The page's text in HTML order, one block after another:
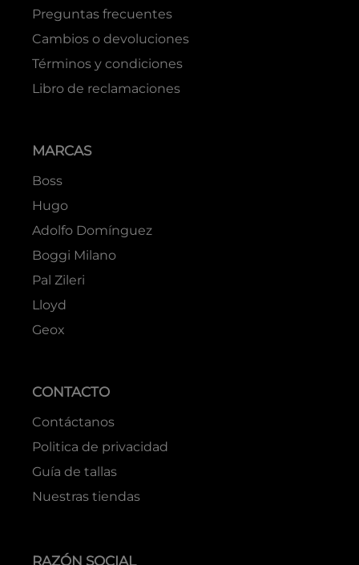
Preguntas frecuentes
Cambios o devoluciones
Términos y condiciones
Libro de reclamaciones
MARCAS
Boss
Hugo
Adolfo Domínguez
Boggi Milano
Pal Zileri
Lloyd
Geox
CONTACTO
Contáctanos
Politica de privacidad
Guía de tallas
Nuestras tiendas
RAZÓN SOCIAL